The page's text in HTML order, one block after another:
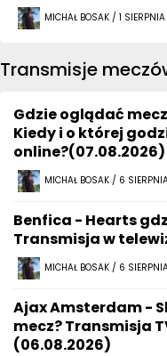
MICHAŁ BOSAK / 1
Transmisje
Gdzie oglądać mecz
Kiedy i o której
online?(07.08.2026)
MICHAŁ BOSAK / 6
Benfica - Hearts
Transmisja w
MICHAŁ BOSAK / 6
Ajax Amsterdam -
mecz? Transmisja
(06.08.2026)